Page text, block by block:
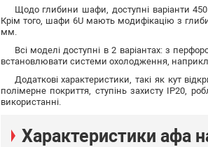
Щодо глибини шафи, доступні варіанти
Крім того, шафи 6U мають модифікацію з
мм.
Всі моделі доступні в 2 варіантах: з
встановлювати системи охолодження,
Додаткові характеристики, такі як кут
полімерне покриття, ступінь захисту IP20,
використанні.
Характеристики афа